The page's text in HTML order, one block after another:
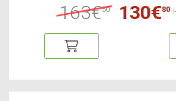
163€50 130€80